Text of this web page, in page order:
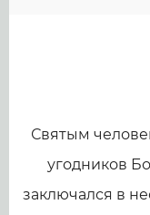
Святым
угодников
заключался в